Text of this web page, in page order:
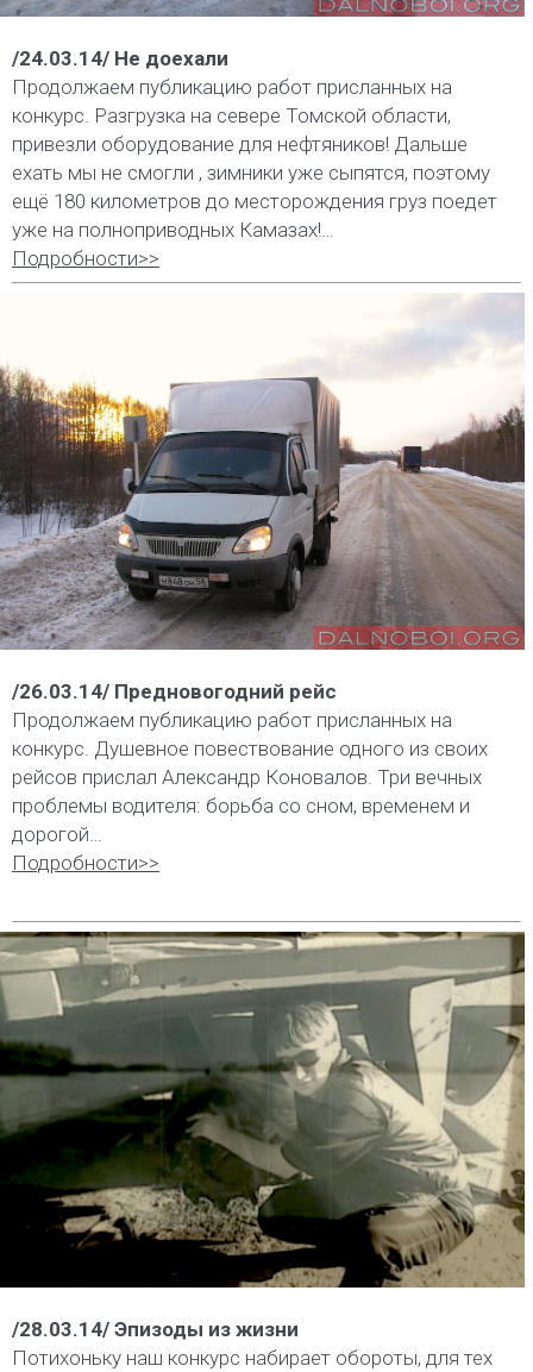
/24.03.14/ Не доехали
Продолжаем публикацию работ присланных на
конкурс. Разгрузка на севере Томской области,
привезли оборудование для нефтяников! Дальше
ехать мы не смогли , зимники уже сыпятся, поэтому
ещё 180 километров до месторождения груз поедет
уже на полноприводных Камазах!…
Подробности>>
/26.03.14/ Предновогодний рейс
Продолжаем публикацию работ присланных на
конкурс. Душевное повествование одного из своих
рейсов прислал Александр Коновалов. Три вечных
проблемы водителя: борьба со сном, временем и
дорогой…
Подробности>>
/28.03.14/ Эпизоды из жизни
Потихоньку наш конкурс набирает обороты, для тех